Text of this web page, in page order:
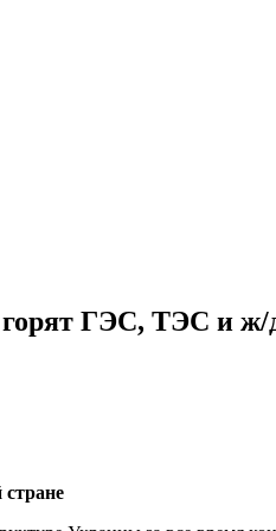
горят ГЭС, ТЭС и ж/